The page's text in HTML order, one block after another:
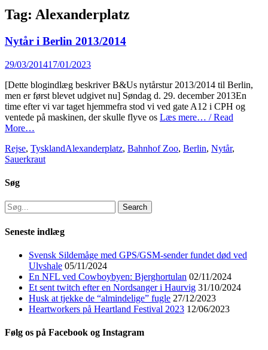
Tag: Alexanderplatz
Nytår i Berlin 2013/2014
Posted
29/03/201417/01/2023
[Dette blogindlæg beskriver B&Us nytårstur 2013/2014 til Berlin,
men er først blevet udgivet nu] Søndag d. 29. december 2013En
time efter vi var taget hjemmefra stod vi ved gate A12 i CPH og
ventede på maskinen, der skulle flyve os Læs mere… / Read
More…
Categories
Rejse, TysklandTags
Alexanderplatz, Bahnhof Zoo, Berlin, Nytår,
Sauerkraut
Søg
Search
for:
Seneste indlæg
Svensk Sildemåge med GPS/GSM-sender fundet død ved
Ulvshale 05/11/2024
En NFL ved Cowboybyen: Bjerghortulan 02/11/2024
Et sent twitch efter en Nordsanger i Haurvig 31/10/2024
Husk at tjekke de “almindelige” fugle 27/12/2023
Heartworkers på Heartland Festival 2023 12/06/2023
Følg os på Facebook og Instagram